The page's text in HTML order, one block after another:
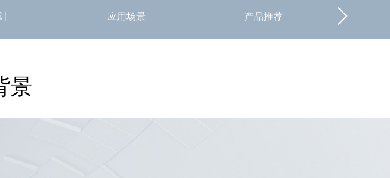
应用场景 产品推荐
景